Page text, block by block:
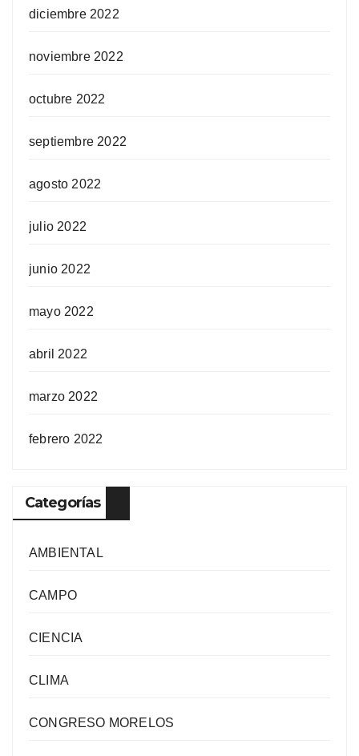
diciembre 2022
noviembre 2022
octubre 2022
septiembre 2022
agosto 2022
julio 2022
junio 2022
mayo 2022
abril 2022
marzo 2022
febrero 2022
Categorías
AMBIENTAL
CAMPO
CIENCIA
CLIMA
CONGRESO MORELOS